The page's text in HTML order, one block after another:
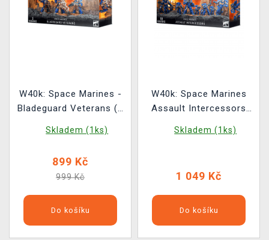
W40k: Space Marines -
Bladeguard Veterans (3
Skladem (1ks)
899 Kč
999 Kč
Do košíku
W40k: Space Marines
Assault Intercessors
Skladem (1ks)
1 049 Kč
Do košíku